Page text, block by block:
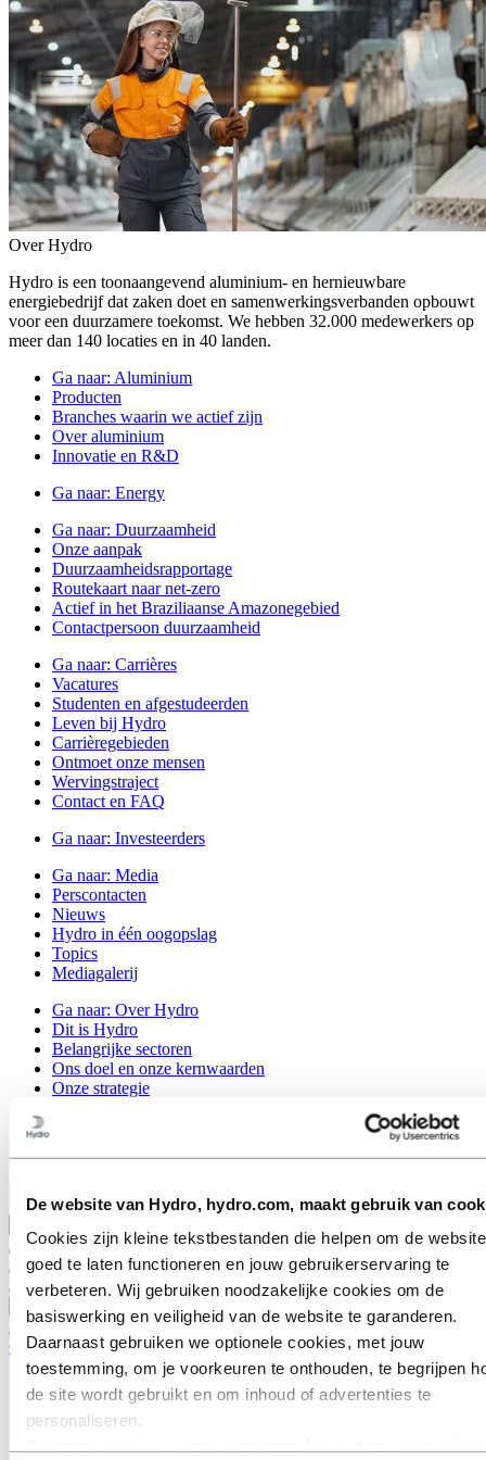
De website van Hydro, hydro.com, maakt gebruik van
Cookies zijn kleine tekstbestanden die helpen om de website
goed te laten functioneren en jouw gebruikerservaring te
verbeteren. Wij gebruiken noodzakelijke cookies om de
basiswerking en veiligheid van de website te garanderen.
Daarnaast gebruiken we optionele cookies, met jouw
toestemming, om je voorkeuren te onthouden, te begrijpen
de site wordt gebruikt en om inhoud of advertenties te
personaliseren.
Over Hydro
Hydro is een toonaangevend aluminium- en hernieuwbare
energiebedrijf dat zaken doet en samenwerkingsverbanden opbouwt
voor een duurzamere toekomst. We hebben 32.000 medewerkers op
meer dan 140 locaties en in 40 landen.
Ga naar: Aluminium
Producten
Branches waarin we actief zijn
Over aluminium
Innovatie en R&D
Ga naar: Energy
Ga naar: Duurzaamheid
Onze aanpak
Duurzaamheidsrapportage
Routekaart naar net-zero
Actief in het Braziliaanse Amazonegebied
Contactpersoon duurzaamheid
Ga naar: Carrières
Vacatures
Studenten en afgestudeerden
Leven bij Hydro
Carrièregebieden
Ontmoet onze mensen
Wervingstraject
Contact en FAQ
Ga naar: Investeerders
Ga naar: Media
Perscontacten
Nieuws
Hydro in één oogopslag
Topics
Mediagalerij
Ga naar: Over Hydro
Dit is Hydro
Belangrijke sectoren
Ons doel en onze kernwaarden
Onze strategie
Sluiten
Over Hydro
Dit is Hydro
Belangrijke sectoren
Ons doel en onze kernwaarden